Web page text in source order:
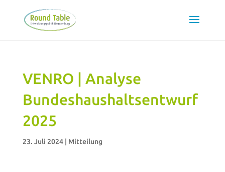
VENRO | Analyse
Bundeshaushaltsentwurf
2025
23. Juli 2024| Mitteilung